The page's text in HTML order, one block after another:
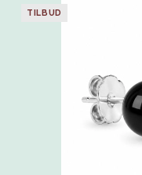
TILBUD